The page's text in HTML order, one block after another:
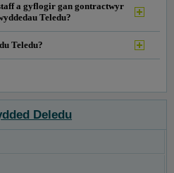
a gyflogir gan gontractwyr
Teledu?
Teledu?
Deledu